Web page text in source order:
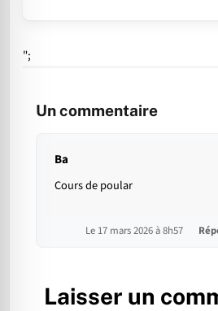
";
Un commentaire
Ba
Cours de poular
Le 17 mars 2026 à 8h57
Laisser un